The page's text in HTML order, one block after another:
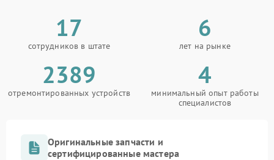
17
сотрудников в штате
6
лет на рынке
2389
отремонтированных устройств
4
минимальный опыт работы
специалистов
Оригинальные запчасти и
сертифицированные мастера